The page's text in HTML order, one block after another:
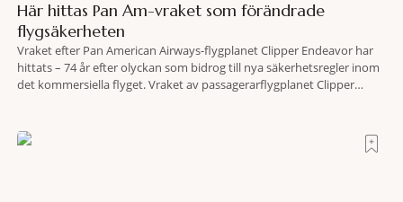
Här hittas Pan Am-vraket som förändrade
flygsäkerheten
Vraket efter Pan American Airways-flygplanet Clipper Endeavor har
hittats – 74 år efter olyckan som bidrog till nya säkerhetsregler inom
det kommersiella flyget. Vraket av passagerarflygplanet Clipper
lokaliserades den 2 juni i år med hjälp